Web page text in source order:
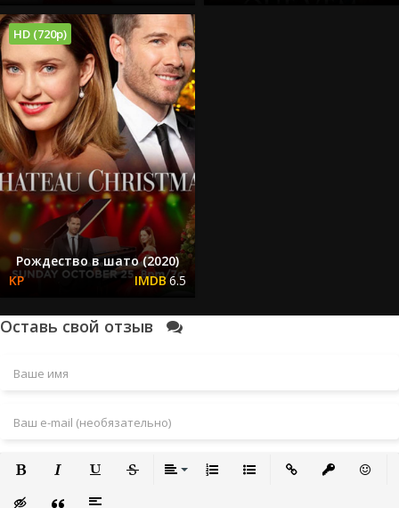
HD (720p)
Рождество в шато (2020)
6.5
Оставь свой отзыв
Полужирный